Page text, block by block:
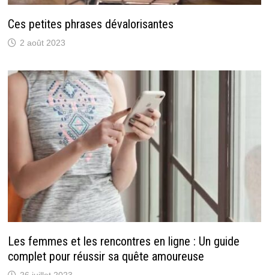
Ces petites phrases dévalorisantes
2 août 2023
Les femmes et les rencontres en ligne : Un guide
complet pour réussir sa quête amoureuse